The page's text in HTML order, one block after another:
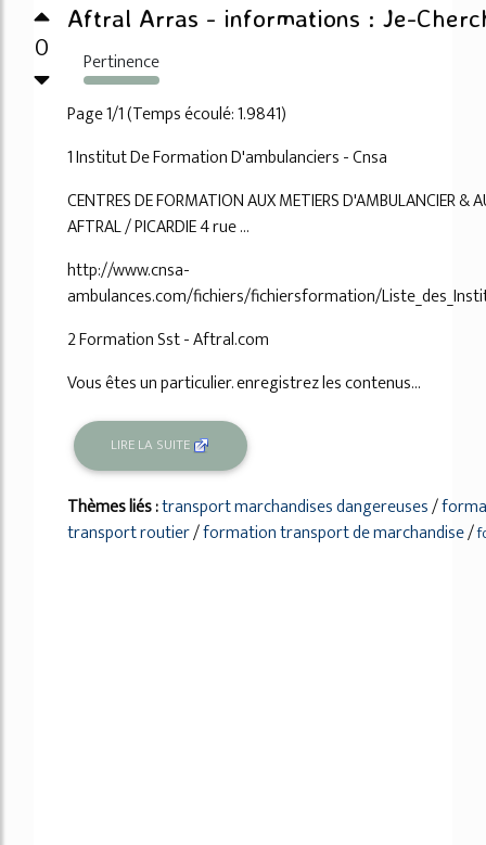
0
Aftral Arras - informations : Je-
Pertinence
336%
Page 1/1 (Temps écoulé: 1.9841)
1 Institut De Formation D'ambulanciers - Cnsa
CENTRES DE FORMATION AUX METIERS D'AMBULANCIER
AFTRAL / PICARDIE 4 rue ...
http://www.cnsa-
ambulances.com/fichiers/fichiersformation/
2 Formation Sst - Aftral.com
Vous êtes un particulier. enregistrez les contenus...
LIRE LA SUITE
Thèmes liés :transport marchandises dangereuses/
transport routier/formation transport de marchandise/